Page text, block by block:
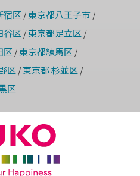
宿区/ 東京都八王子市/
谷区/ 東京都足立区/
区/ 東京都練馬区/
区/ 東京都 杉並区/
区